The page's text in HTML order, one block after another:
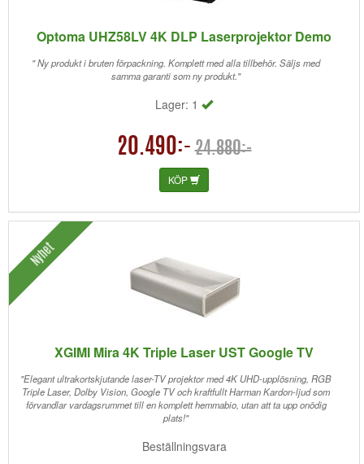
Optoma UHZ58LV 4K DLP Laserprojektor Demo
" Ny produkt i bruten förpackning. Komplett med alla tillbehör. Säljs med
samma garanti som ny produkt."
Lager: 1
20.490:- 24.880:-
KÖP
Nyhet
XGIMI Mira 4K Triple Laser UST Google TV
"Elegant ultrakortskjutande laser-TV projektor med 4K UHD-upplösning, RGB
Triple Laser, Dolby Vision, Google TV och kraftfullt Harman Kardon-ljud som
förvandlar vardagsrummet till en komplett hemmabio, utan att ta upp onödig
plats!"
Beställningsvara